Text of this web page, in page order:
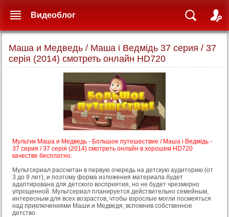
Маша и Медведь / Маша і Ведмідь 37 серия / 37
серія (2014) смотреть онлайн HD720
Мультик Маша и Медведь - Большое путешествие / Маша і Ведмідь -
37 серия / 37 серія (2014) смотреть онлайн в хорошем HD720
качестве бесплатно.
Мультсериал рассчитан в первую очередь на детскую аудиторию (от
3 до 9 лет), и поэтому форма изложения материала будет
адаптирована для детского восприятия, но не будет чрезмерно
упрощенной. Мультсериал планируется действительно семейным,
интересным для всех возрастов, чтобы взрослые могли посмеяться
над приключениями Маши и Медведя, вспомнив собственное
детство.
Видеоблог